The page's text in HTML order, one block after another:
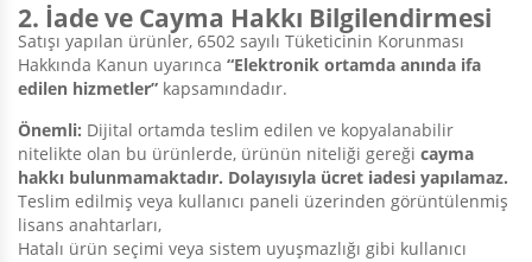
2. İade ve Cayma Hakkı Bilgilendirmesi
Satışı yapılan ürünler, 6502 sayılı Tüketicinin Korunması
Hakkında Kanun uyarınca “Elektronik ortamda anında ifa
edilen hizmetler” kapsamındadır.
Önemli: Dijital ortamda teslim edilen ve kopyalanabilir
nitelikte olan bu ürünlerde, ürünün niteliği gereği cayma
hakkı bulunmamaktadır. Dolayısıyla ücret iadesi yapılamaz.
Teslim edilmiş veya kullanıcı paneli üzerinden görüntülenmiş
lisans anahtarları,
Hatalı ürün seçimi veya sistem uyuşmazlığı gibi kullanıcı